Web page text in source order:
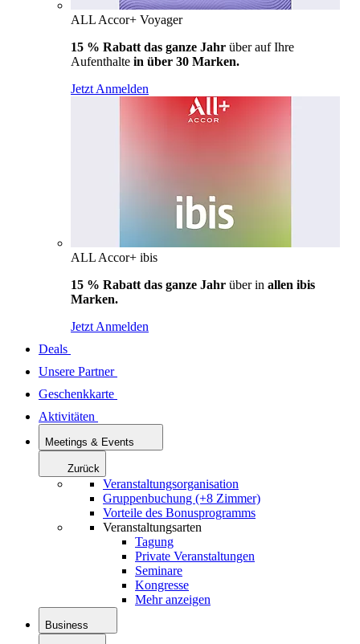
ALL Accor+ Voyager
15 % Rabatt das ganze Jahr über auf Ihre
Aufenthalte in über 30 Marken.
Jetzt Anmelden
ALL Accor+ ibis
15 % Rabatt das ganze Jahr über in allen ibis
Marken.
Jetzt Anmelden
Deals
Unsere Partner
Geschenkkarte
Aktivitäten
Meetings & Events
Zurück
Veranstaltungsorganisation
Gruppenbuchung (+8 Zimmer)
Vorteile des Bonusprogramms
Veranstaltungsarten
Tagung
Private Veranstaltungen
Seminare
Kongresse
Mehr anzeigen
Business